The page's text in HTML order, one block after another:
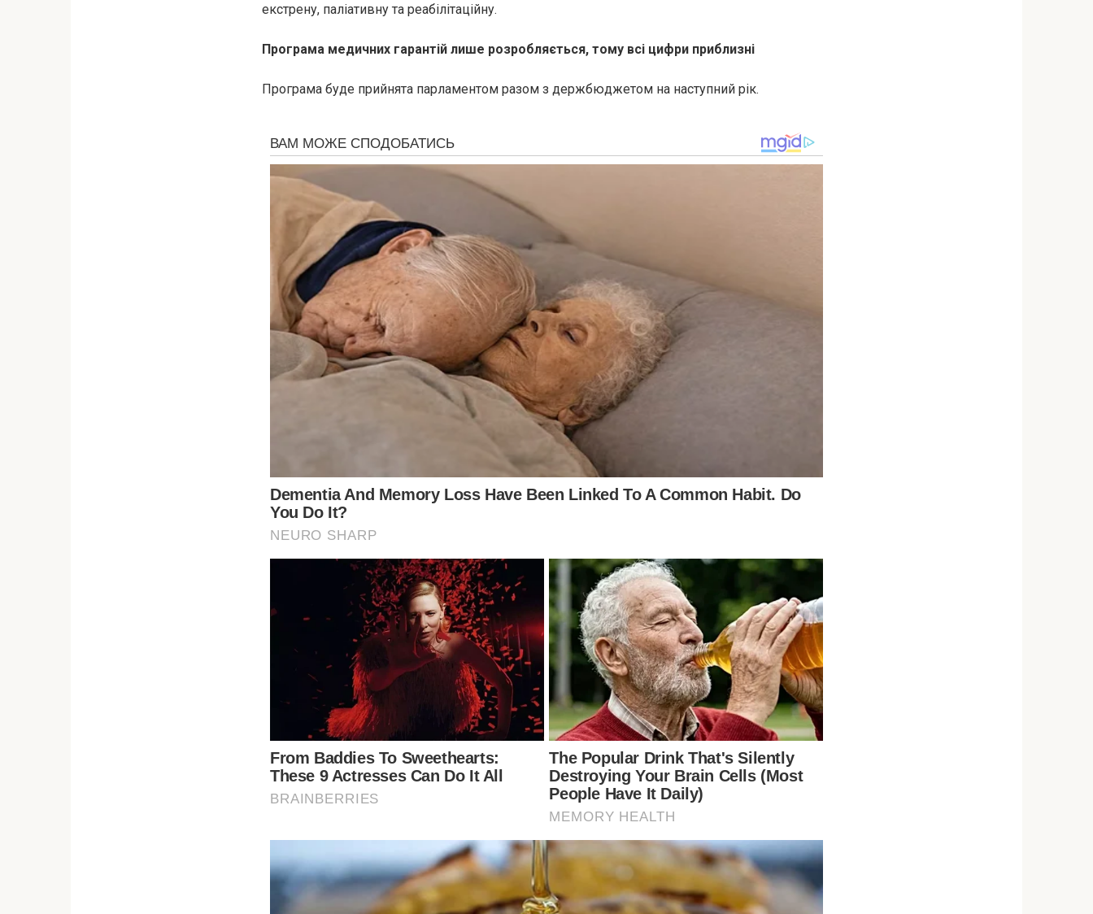
екстрену, паліативну та реабілітаційну.
Програма медичних гарантій лише розробляється, тому всі цифри приблизні
Програма буде прийнята парламентом разом з держбюджетом на наступний рік.